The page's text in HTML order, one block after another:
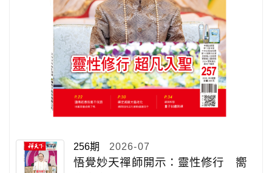
256期 2026-07
悟覺妙天禪師開示：靈性修行 嚮